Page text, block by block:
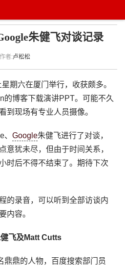
朱健飞对谈记录
| 作者:卢松松
期六在厦门举行，收获颇多。
的博客下载演讲PPT。可能不久
到现场有专业人员摄像。
、Google朱健飞进行了对谈，
意犹未尽，但由于时间关系，
时后不得不结束了。期待下次
的录音，可以听到全部访谈内
内容。
飞及Matt Cutts
鼎鼎的人物，百度搜索部门员